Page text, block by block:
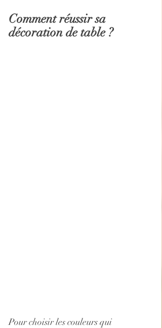
Comment réussir sa
décoration de table ?
Pour choisir les couleurs qui